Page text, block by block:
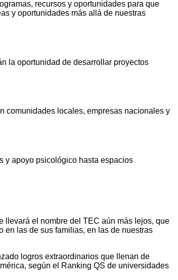
recursos y oportunidades para que
y oportunidades más allá de nuestras
la oportunidad de desarrollar proyectos
comunidades locales, empresas nacionales y
y apoyo psicológico hasta espacios
llevará el nombre del TEC aún más lejos, que
en las de sus familias, en las de nuestras
logros extraordinarios que llenan de
según el Ranking QS de universidades